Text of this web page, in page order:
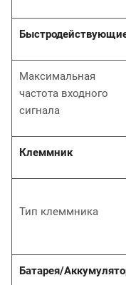
Максимальная
частота входного
сигнала
Клеммник
Тип клеммника
Батарея/